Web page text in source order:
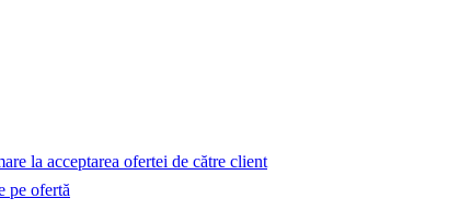
la acceptarea ofertei de către client
pe ofertă